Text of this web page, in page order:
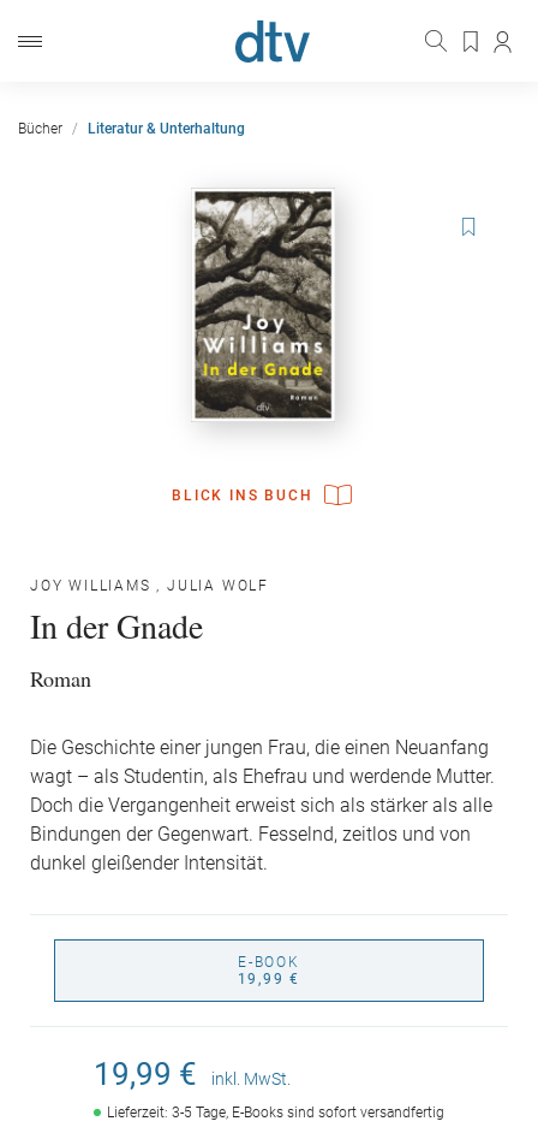
Bücher Literatur & Unterhaltung
BLICK INS BUCH
JOY WILLIAMS ,JULIA WOLF
In der Gnade
Roman
Die Geschichte einer jungen Frau, die einen Neuanfang
wagt – als Studentin, als Ehefrau und werdende Mutter.
Doch die Vergangenheit erweist sich als stärker als alle
Bindungen der Gegenwart. Fesselnd, zeitlos und von
dunkel gleißender Intensität.
E-BOOK
19,99 €
19,99 € inkl. MwSt.
Lieferzeit: 3-5 Tage, E-Books sind sofort versandfertig